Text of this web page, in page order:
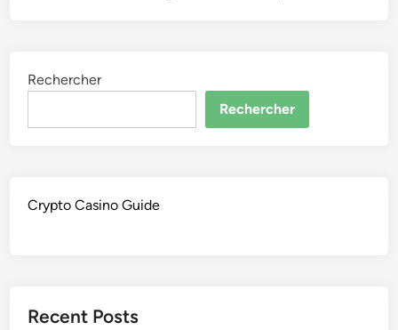
Rechercher
Rechercher
Crypto Casino Guide
Recent Posts